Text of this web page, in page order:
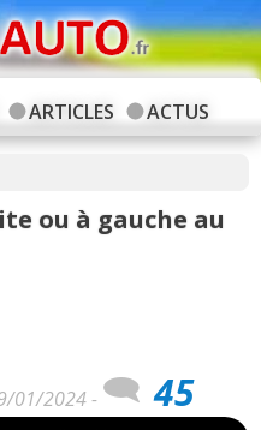
ARTICLES ACTUS
ou à gauche au
01/2024 - 45